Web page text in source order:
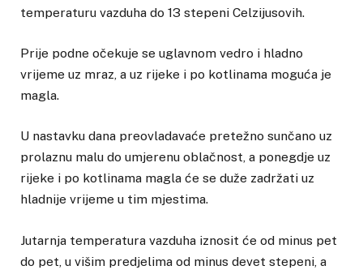
temperaturu vazduha do 13 stepeni Celzijusovih.
Prije podne očekuje se uglavnom vedro i hladno
vrijeme uz mraz, a uz rijeke i po kotlinama moguća je
magla.
U nastavku dana preovladavaće pretežno sunčano uz
prolaznu malu do umjerenu oblačnost, a ponegdje uz
rijeke i po kotlinama magla će se duže zadržati uz
hladnije vrijeme u tim mjestima.
Jutarnja temperatura vazduha iznosit će od minus pet
do pet, u višim predjelima od minus devet stepeni, a